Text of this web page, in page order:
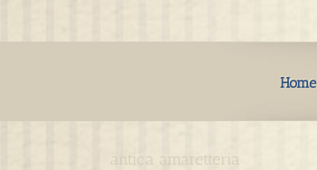
Home
antica amaretteria